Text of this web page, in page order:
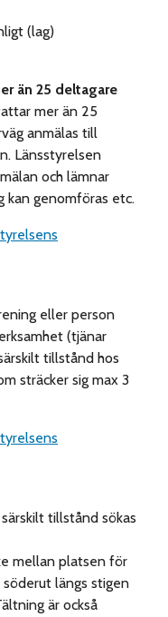
(lag)
än 25 deltagare
mer än 25
anmälas till
Länsstyrelsen
och lämnar
kan genomföras etc.
eller person
(tjänar
tillstånd hos
sträcker sig max 3
tillstånd sökas
mellan platsen för
längs stigen
är också